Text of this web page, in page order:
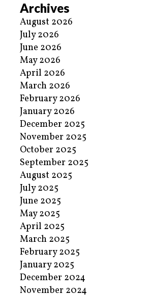
Archives
August 2026
July 2026
June 2026
May 2026
April 2026
March 2026
February 2026
January 2026
December 2025
November 2025
October 2025
September 2025
August 2025
July 2025
June 2025
May 2025
April 2025
March 2025
February 2025
January 2025
December 2024
November 2024